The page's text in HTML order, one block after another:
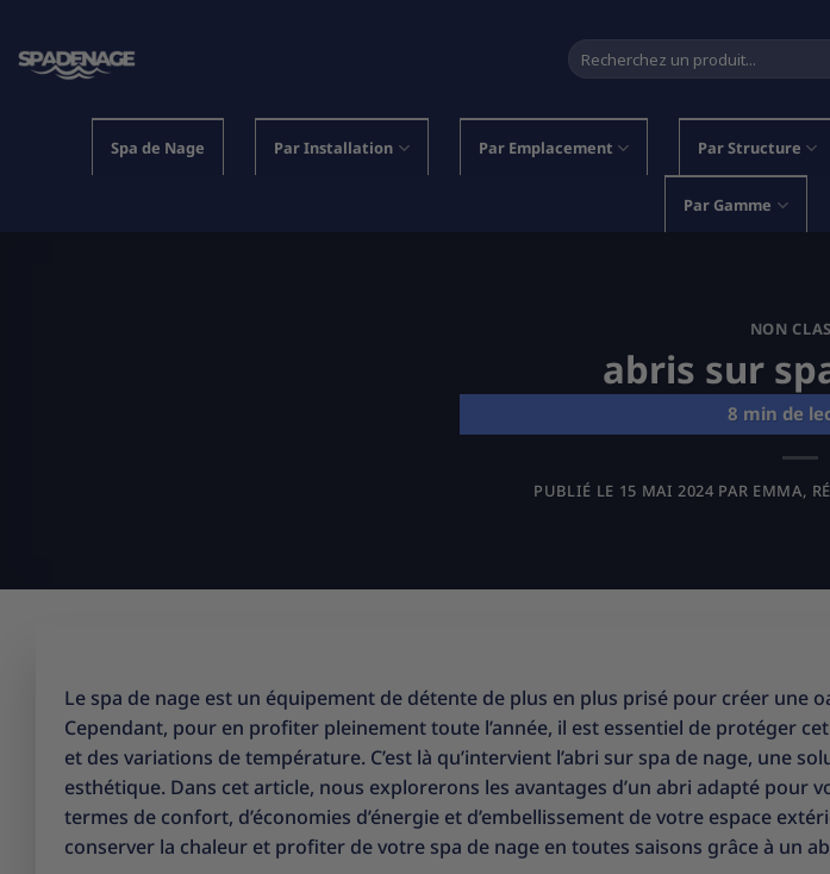
contenu
Recherche
pour :
Spa de Nage Par Installation Par Emplacement Par Structure
Par Gamme
NON
abris sur
PUBLIÉ LE 15 MAI 2024 PAR EMMA,
Le spa de nage est un équipement de détente de plus en plus prisé pour créer une
Cependant, pour en profiter pleinement toute l’année, il est essentiel de protéger
et des variations de température. C’est là qu’intervient l’abri sur spa de nage, une
esthétique. Dans cet article, nous explorerons les avantages d’un abri adapté pour
termes de confort, d’économies d’énergie et d’embellissement de votre espace
conserver la chaleur et profiter de votre spa de nage en toutes saisons grâce à un